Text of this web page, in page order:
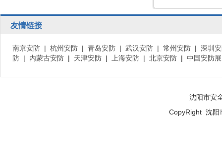
友情链接
南京安防 | 杭州安防 | 青岛安防 | 武汉安防 | 常州安防 | 深圳
防 | 内蒙古安防 | 天津安防 | 上海安防 | 北京安防 | 中国安防
沈阳市安
CopyRight 沈阳